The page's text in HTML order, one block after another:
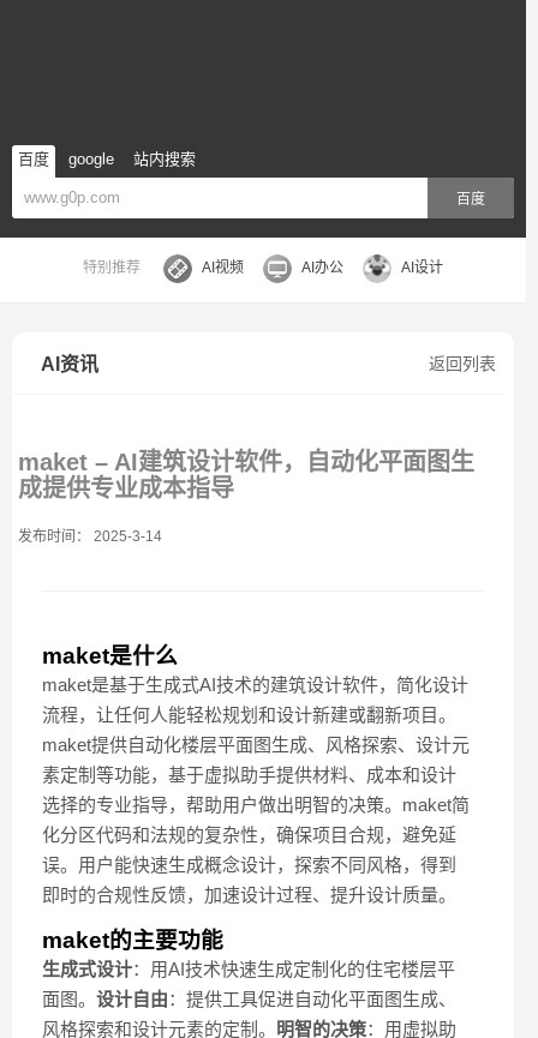
百度 google 站内搜索
百度
特别推荐 AI视频 AI办公 AI设计
返回列表
AI资讯
maket – AI建筑设计软件，自动化平面图生
成提供专业成本指导
发布时间： 2025-3-14
maket是什么
maket是基于生成式AI技术的建筑设计软件，简化设计
流程，让任何人能轻松规划和设计新建或翻新项目。
maket提供自动化楼层平面图生成、风格探索、设计元
素定制等功能，基于虚拟助手提供材料、成本和设计
选择的专业指导，帮助用户做出明智的决策。maket简
化分区代码和法规的复杂性，确保项目合规，避免延
误。用户能快速生成概念设计，探索不同风格，得到
即时的合规性反馈，加速设计过程、提升设计质量。
maket的主要功能
生成式设计：用AI技术快速生成定制化的住宅楼层平
面图。 设计自由：提供工具促进自动化平面图生成、
风格探索和设计元素的定制。
明智的决策：用虚拟助